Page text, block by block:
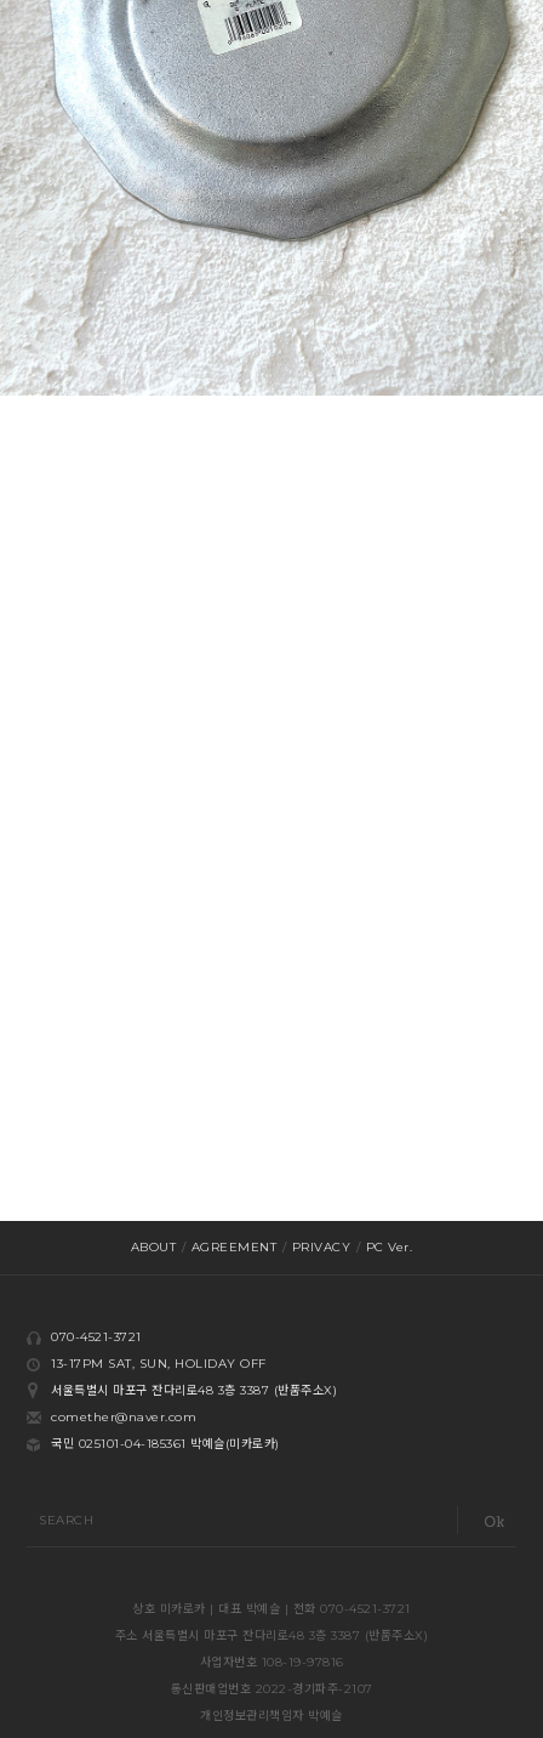
ABOUT / AGREEMENT / PRIVACY / PC Ver.
070-4521-3721
13-17PM SAT, SUN, HOLIDAY OFF
서울특별시 마포구 잔다리로48 3층 3387 (반품주소X)
comether@naver.com
국민 025101-04-185361 박예슬(미카로카)
SEARCH
상호 미카로카 | 대표 박예슬 | 전화 070-4521-3721
주소 서울특별시 마포구 잔다리로48 3층 3387 (반품주소X)
사업자번호 108-19-97816
통신판매업번호 2022-경기파주-2107
개인정보관리책임자 박예슬